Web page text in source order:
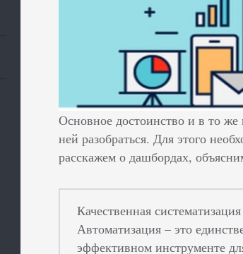
Основное достоинство и в то
ней разобраться. Для этого
расскажем о дашбордах,
Качественная
Автоматизация – это
эффективном инструменте